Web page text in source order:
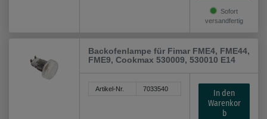
Sofort
versandfertig
Backofenlampe für Fimar FME4, FME44,
FME9, Cookmax 530009, 530010 E14
Artikel-Nr. 7033540
In den
Warenkor
b